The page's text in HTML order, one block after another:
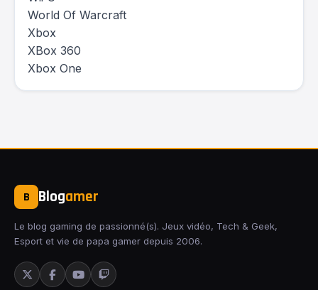
World Of Warcraft
Xbox
XBox 360
Xbox One
B Blogamer
Le blog gaming de passionné(s). Jeux vidéo, Tech & Geek,
Esport et vie de papa gamer depuis 2006.